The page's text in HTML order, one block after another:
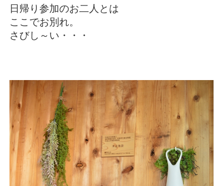
日帰り参加のお二人とは
ここでお別れ。
さびし～い・・・